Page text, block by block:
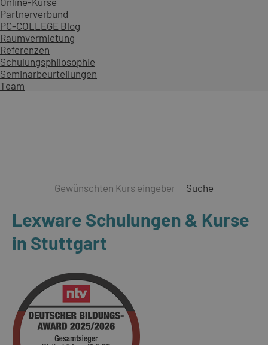
Partnerverbund
PC-COLLEGE Blog
Raumvermietung
Referenzen
Schulungsphilosophie
Seminarbeurteilungen
Team
Suche
Lexware Schulungen & Kurse
in Stuttgart